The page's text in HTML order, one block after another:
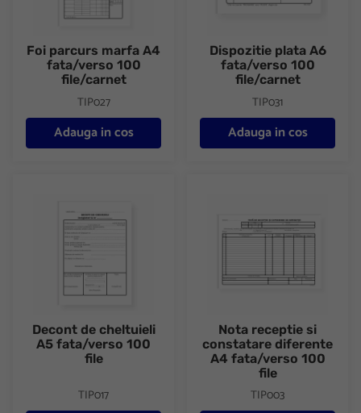
Foi parcurs marfa A4
fata/verso 100
file/carnet
TIP027
Adauga in cos
Dispozitie plata A6
fata/verso 100
file/carnet
TIP031
Adauga in cos
Decont de cheltuieli
A5 fata/verso 100
file
TIP017
Nota receptie si
constatare diferente
A4 fata/verso 100
file
TIP003